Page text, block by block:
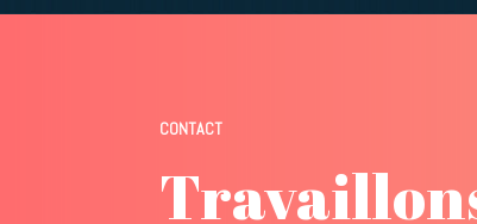
CONTACT